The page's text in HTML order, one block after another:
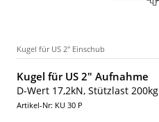
Kugel für US 2" Einschub
Kugel für US 2" Aufnahme
D-Wert 17,2kN, Stützlast 200kg
Artikel-Nr: KU 30 P